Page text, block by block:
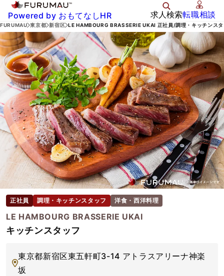
Powered by おもてなしHR 求人検索転職相談
FURUMAU 東京都 新宿区 LE HAMBOURG BRASSERIE UKAI 正社員/調理・キッチンス
正社員 調理・キッチンスタッフ 洋食・西洋料理
LE HAMBOURG BRASSERIE UKAI
キッチンスタッフ
東京都新宿区東五軒町3-14 アトラスアリーナ神楽
坂